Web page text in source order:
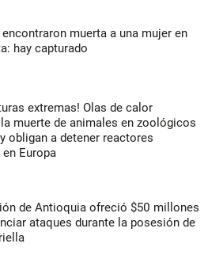
encontraron muerta a una mujer en
hay capturado
extremas! Olas de calor
muerte de animales en zoológicos
obligan a detener reactores
Europa
de Antioquia ofreció $50 millones
ataques durante la posesión de